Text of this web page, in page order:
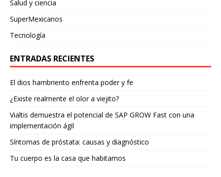
Salud y ciencia
SuperMexicanos
Tecnología
ENTRADAS RECIENTES
El dios hambriento enfrenta poder y fe
¿Existe realmente el olor a viejito?
Vialtis demuestra el potencial de SAP GROW Fast con una
implementación ágil
Síntomas de próstata: causas y diagnóstico
Tu cuerpo es la casa que habitamos